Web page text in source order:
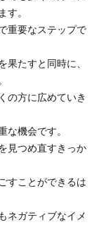
す。
重要なステップで
たすと同時に、
の方に広めていき
機会です。
見つめ直すきっか
すことができるは
ネガティブなイメ